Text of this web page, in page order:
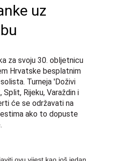
uz
za svoju 30. obljetnicu
Hrvatske besplatnim
Turneja 'Doživi
Split, Rijeku, Varaždin i
će se održavati na
ako to dopuste
ovu vijest kao još jedan